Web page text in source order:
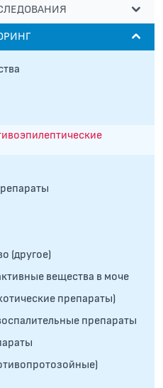
(другое)
вещества в моче
препараты)
препараты